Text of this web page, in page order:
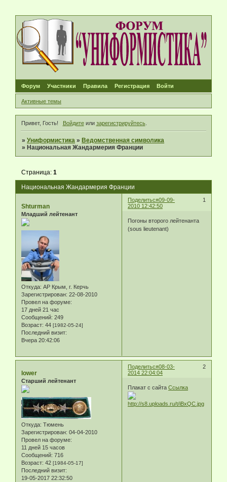
Форум Участники Правила Регистрация Войти
Активные темы
Привет, Гость! Войдитеили зарегистрируйтесь.
»Униформистика » Ведомственная символика
» Национальная Жандармерия Франции
Национальная Жандармерия Франции
Страница:1
Поделиться 1
09-09-
2010 12:42:50
Shturman
Младший лейтенант
Откуда: АР Крым, г. Керчь
Зарегистрирован: 22-08-2010
Провел на форуме:
17 дней 21 час
Сообщений: 249
Возраст: 44 [1982-05-24]
Последний визит:
Вчера 20:42:06
Погоны второго лейтенанта
(sous lieutenant)
Поделиться 2
08-03-
2014 22:04:04
lower
Старший лейтенант
Откуда: Тюмень
Зарегистрирован: 04-04-2010
Провел на форуме:
11 дней 15 часов
Сообщений: 716
Возраст: 42 [1984-05-17]
Последний визит:
19-05-2017 22:32:50
Плакат с сайтаСсылка